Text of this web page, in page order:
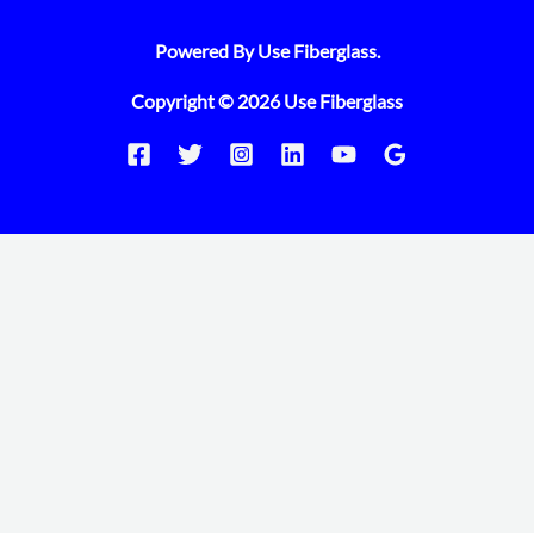
Powered By Use Fiberglass.
Copyright © 2026 Use Fiberglass